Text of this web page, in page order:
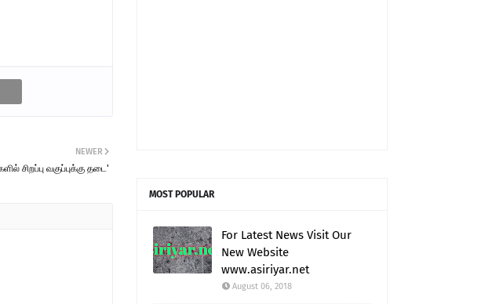
NEWER
சிறப்பு வகுப்புக்கு தடை'
MOST POPULAR
For Latest News Visit Our
New Website
www.asiriyar.net
August 06, 2018